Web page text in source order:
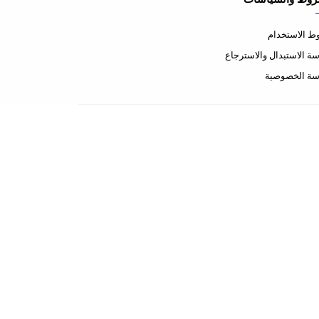
الاستخدام
الاستبدال والاسترجاع
الخصوصية